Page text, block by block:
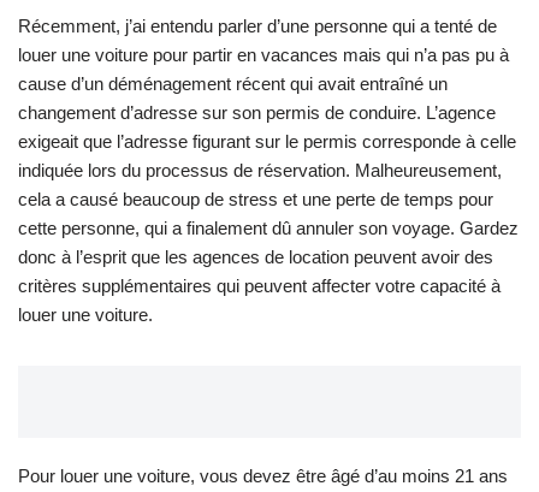
Récemment, j’ai entendu parler d’une personne qui a tenté de
louer une voiture pour partir en vacances mais qui n’a pas pu à
cause d’un déménagement récent qui avait entraîné un
changement d’adresse sur son permis de conduire. L’agence
exigeait que l’adresse figurant sur le permis corresponde à celle
indiquée lors du processus de réservation. Malheureusement,
cela a causé beaucoup de stress et une perte de temps pour
cette personne, qui a finalement dû annuler son voyage. Gardez
donc à l’esprit que les agences de location peuvent avoir des
critères supplémentaires qui peuvent affecter votre capacité à
louer une voiture.
Pour louer une voiture, vous devez être âgé d’au moins 21 ans